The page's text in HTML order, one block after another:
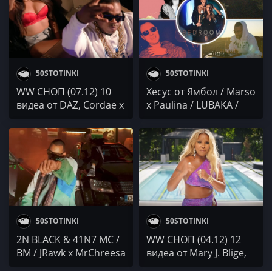
50STOTINKI
WW СНОП (07.12) 10
видеа от DAZ, Cordae x
...
50STOTINKI
Хесус от Ямбол / Marso
x Paulina / LUBAKA /
СТАН
50STOTINKI
2N BLACK & 41N7 MC /
BM / JRawk x MrChreesa
50STOTINKI
WW СНОП (04.12) 12
видеа от Mary J. Blige,